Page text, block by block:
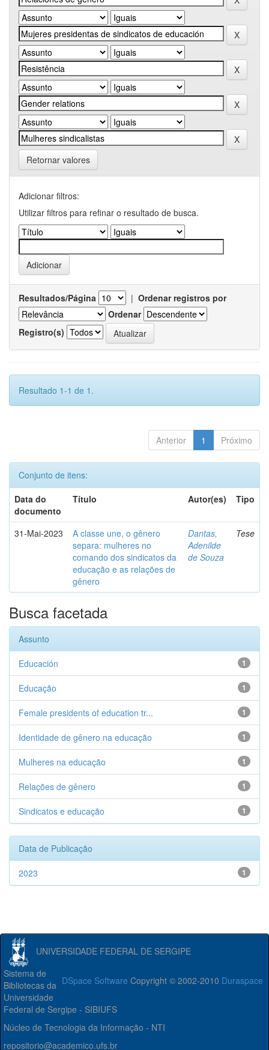
Retornar valores
Adicionar filtros:
Utilizar filtros para refinar o resultado de busca.
Resultados/Página | Ordenar registros por
Ordenar
Registro(s)
Resultado 1-1 de 1.
Anterior 1 Próximo
Conjunto de itens:
Data do
documento
Título Autor(es) Tipo
31-Mai-2023
A classe une, o gênero
separa: mulheres no
comando dos sindicatos da
educação e as relações de
gênero
Dantas,
Adenilde
de Souza
Tese
Busca facetada
Assunto
1
Educación
1
Educação
1
Female presidents of education tr...
1
Identidade de gênero na educação
1
Mulheres na educação
1
Relações de gênero
1
Sindicatos e educação
Data de Publicação
1
2023
UNIVERSIDADE FEDERAL DE SERGIPE
DSpace Software Copyright © 2002-2010 Duraspace
Sistema de
Bibliotecas da
Universidade
Federal de Sergipe - SIBIUFS
Núcleo de Tecnologia da Informação - NTI
repositorio@academico.ufs.br